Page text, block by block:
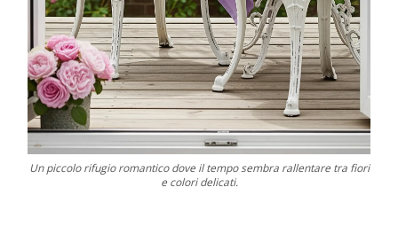
Un piccolo rifugio romantico dove il tempo sembra rallentare tra fiori
e colori delicati.